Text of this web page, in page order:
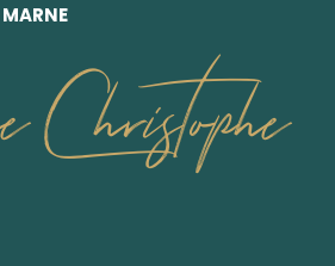
Christophe